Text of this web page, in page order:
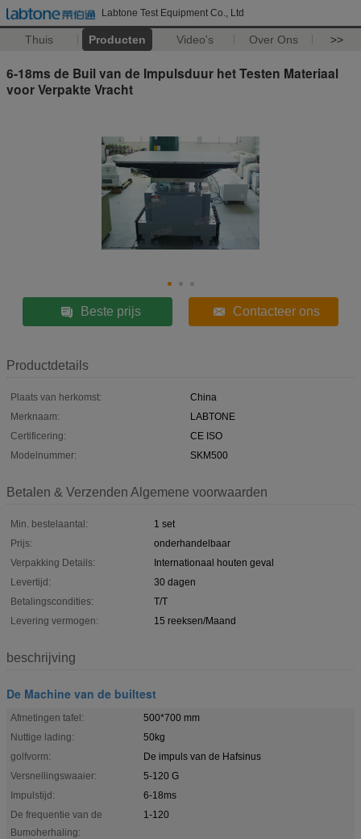
Labtone Test Equipment Co., Ltd
Thuis Producten Video's Over Ons >>
6-18ms de Buil van de Impulsduur het Testen Materiaal
voor Verpakte Vracht
Beste prijs Contacteer ons
Productdetails
Plaats van herkomst:
China
Merknaam:
LABTONE
Certificering:
CE ISO
Modelnummer:
SKM500
Betalen & Verzenden Algemene voorwaarden
Min. bestelaantal:
1 set
Prijs:
onderhandelbaar
Verpakking Details:
Internationaal houten geval
Levertijd:
30 dagen
Betalingscondities:
T/T
Levering vermogen:
15 reeksen/Maand
beschrijving
De Machine van de builtest
Afmetingen tafel:
500*700 mm
Nuttige lading:
50kg
golfvorm:
De impuls van de Hafsinus
Versnellingswaaier:
5-120 G
Impulstijd:
6-18ms
De frequentie van de
Bumoherhaling:
1-120